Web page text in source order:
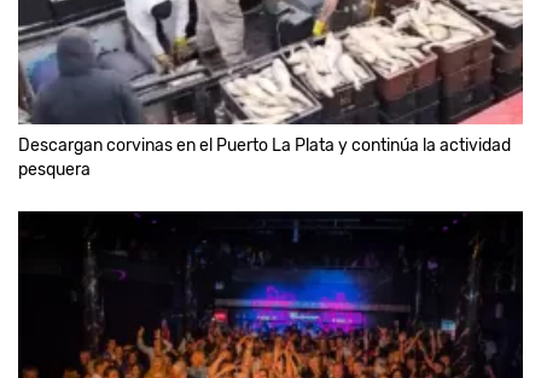
Descargan corvinas en el Puerto La Plata y continúa la actividad
pesquera